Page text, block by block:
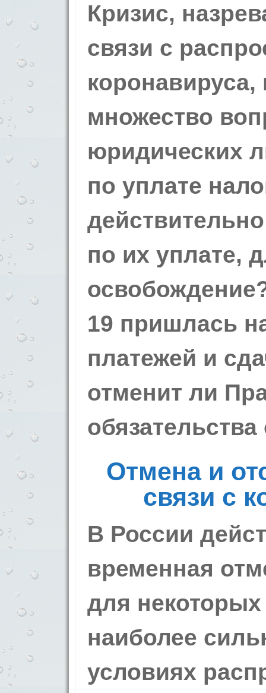
Кризис,
связи с
множество
юридических
по уплате
по их уплате,
19 пришлась
платежей и
отменит ли
Отмена и
связи с
В России
временная
для
наиболее
условиях